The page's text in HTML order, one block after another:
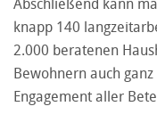
Abschließend kann
knapp 140
2.000 beratenen
Bewohnern auch
Engagement aller